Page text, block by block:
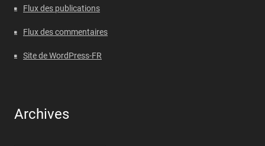
Flux des publications
Flux des commentaires
Site de WordPress-FR
Archives